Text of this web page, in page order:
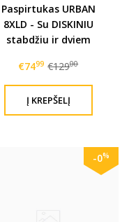
Paspirtukas URBAN
8XLD - Su DISKINIU
stabdžiu ir dviem
€7499 €12900
-0%